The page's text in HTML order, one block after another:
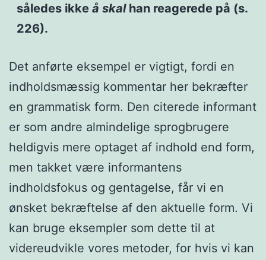
således ikke å skalhan reagerede på (s.
226).
Det anførte eksempel er vigtigt, fordi en
indholdsmæssig kommentar her bekræfter
en grammatisk form. Den citerede informant
er som andre almindelige sprogbrugere
heldigvis mere optaget af indhold end form,
men takket være informantens
indholdsfokus og gentagelse, får vi en
ønsket bekræftelse af den aktuelle form. Vi
kan bruge eksempler som dette til at
videreudvikle vores metoder, for hvis vi kan